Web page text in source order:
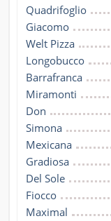
Quadrifoglio
Giacomo
Welt Pizza
Longobucco
Barrafranca
Miramonti
Don
Simona
Mexicana
Gradiosa
Del Sole
Fiocco
Maximal